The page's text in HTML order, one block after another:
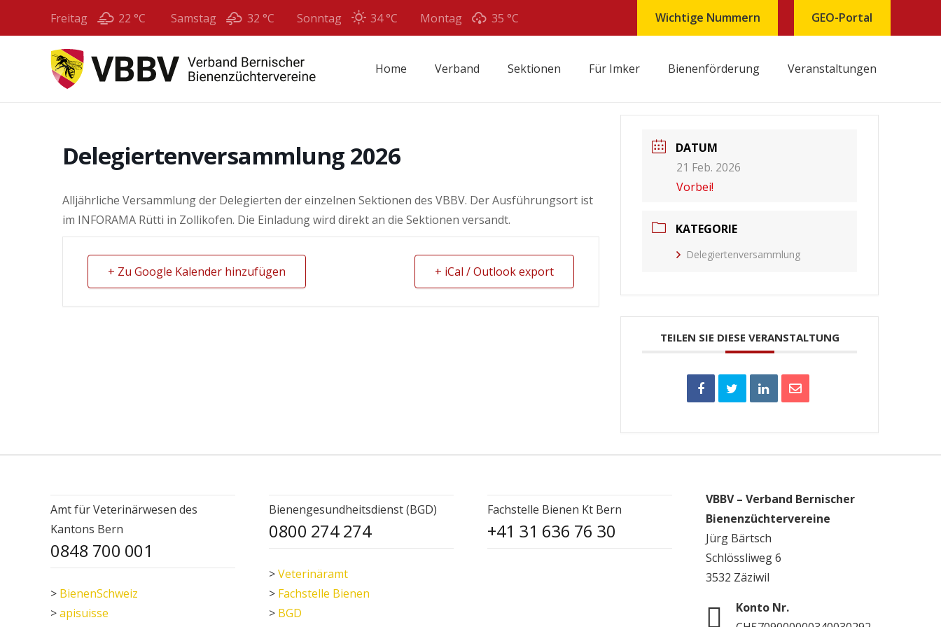
Freitag 22 °C Samstag 32 °C Sonntag 34 °C Montag 35 °C Wichtige Nummern GEO-Portal
Home Verband Sektionen Für Imker Bienenförderung Veranstaltungen
Delegiertenversammlung 2026
Alljährliche Versammlung der Delegierten der einzelnen Sektionen des VBBV. Der Ausführungsort ist
im INFORAMA Rütti in Zollikofen. Die Einladung wird direkt an die Sektionen versandt.
+ Zu Google Kalender hinzufügen + iCal / Outlook export
DATUM
21 Feb. 2026
Vorbei!
KATEGORIE
Delegiertenversammlung
TEILEN SIE DIESE VERANSTALTUNG
Amt für Veterinärwesen des
Kantons Bern
0848 700 001
> BienenSchweiz
>apisuisse
Bienengesundheitsdienst (BGD)
0800 274 274
>Veterinäramt
> Fachstelle Bienen
> BGD
Fachstelle Bienen Kt Bern
+41 31 636 76 30
VBBV – Verband Bernischer
Bienenzüchtervereine
Jürg Bärtsch
Schlössliweg 6
3532 Zäziwil
Konto Nr.